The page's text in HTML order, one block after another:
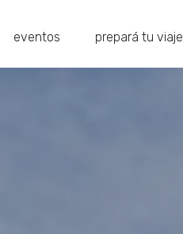
eventos prepará tu viaje